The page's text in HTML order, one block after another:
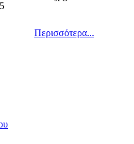
Περισσότερα...